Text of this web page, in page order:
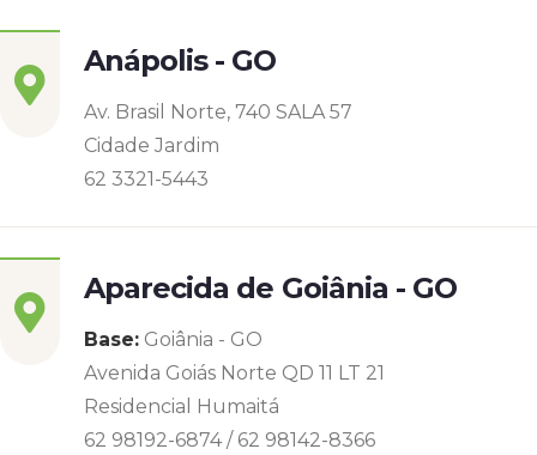
Anápolis - GO
Av. Brasil Norte, 740 SALA 57
Cidade Jardim
62 3321-5443
Aparecida de Goiânia - GO
Base: Goiânia - GO
Avenida Goiás Norte QD 11 LT 21
Residencial Humaitá
62 98192-6874 / 62 98142-8366